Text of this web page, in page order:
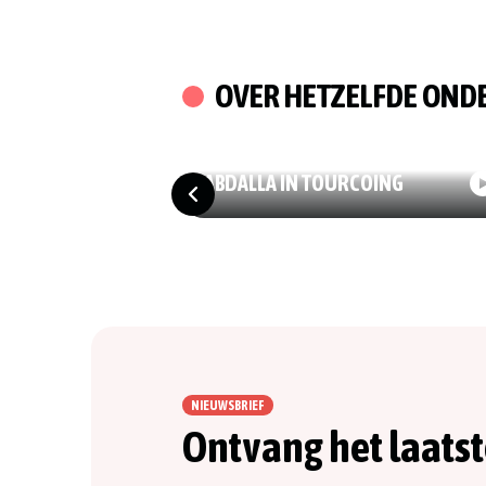
OVER HETZELFDE
ABDALLA IN TOURCOING
NIEUWSBRIEF
Ontvang het